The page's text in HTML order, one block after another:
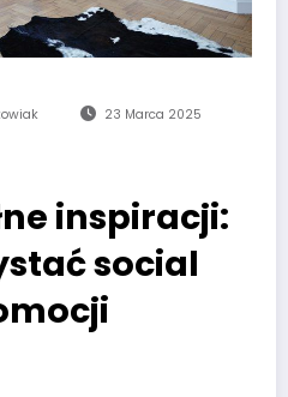
23 Marca 2025
inspiracji:
social